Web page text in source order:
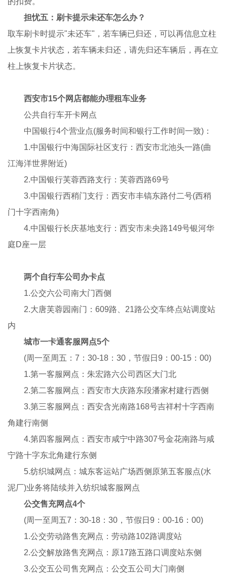
担忧五：刷卡提示未还车怎么办？
取车刷卡时提示"未还车"，若车辆已归还，可以再信息立柱
上恢复卡片状态，若车辆未归还，请先归还车辆后，再在立
柱上恢复卡片状态。
西安市15个网店都能办理租车业务
公共自行车开卡网点
中国银行4个营业点(服务时间和银行工作时间一致)：
1.中国银行中海国际社区支行：西安市北池头一路(曲
江海洋世界附近)
2.中国银行芙蓉西路支行：芙蓉西路69号
3.中国银行西稍门支行：西安市丰镐东路付二号(西稍
门十字西南角)
4.中国银行长庆基地支行：西安市未央路149号银河华
庭D座一层
两个自行车公司办卡点
1.公交六公司南大门西侧
2.大唐芙蓉园南门：609路、21路公交车终点站调度站
内
城市一卡通客服网点5个
(周一至周五：7：30-18：30，节假日9：00-15：00)
1.第一客服网点：朱宏路六公司西区大门北
2.第二客服网点：西安市大庆路东段潘家村建行西侧
3.第三客服网点：西安含光南路168号吉祥村十字西南
角建行南侧
4.第四客服网点：西安市咸宁中路307号金花南路与咸
宁路十字东北角建行东侧
5.纺织城网点：城东客运站广场西侧原第五客服点(水
泥厂)业务将陆续并入纺织城客服网点
公交售充网点4个
(周一至周五7：30-18：30，节假日9：00-16：00)
1.公交劳动路售充网点：劳动路102路调度站
2.公交解放路售充网点：原17路五路口调度站东侧
3.公交五公司售充网点：公交五公司大门南侧